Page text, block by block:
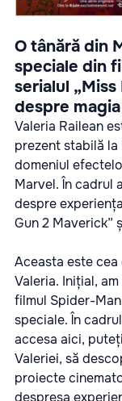
O tânără din
speciale din
serialul „Miss
despre
Valeria Railean
prezent stabilă la
domeniul
Marvel. În cadrul
despre
Gun 2 Maverick”
Aceasta este
Valeria. Inițial,
filmul Spider-
speciale. În
accesa aici,
Valeriei, să
proiecte